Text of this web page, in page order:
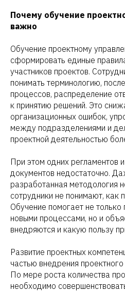
Почему обучение
важно
Обучение проектному
сформировать единые
участников проектов.
понимать терминологию,
процессов, распределение
к принятию решений. Это
организационных ошибок,
между подразделениями и
проектной деятельностью
При этом одних регламентов
документов недостаточно.
разработанная методология
сотрудники не понимают, как
Обучение помогает не
новыми процессами, но и
внедряются и какую пользу
Развитие проектных
частью внедрения
По мере роста количества
необходимо